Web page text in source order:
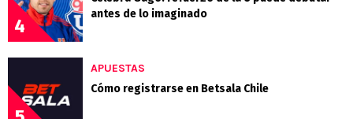
4
antes de lo imaginado
APUESTAS
Cómo registrarse en Betsala Chile